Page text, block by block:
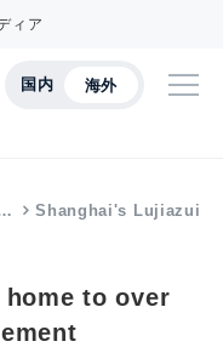
ィア
国内 海外
Shanghai's Lujiazui
to over